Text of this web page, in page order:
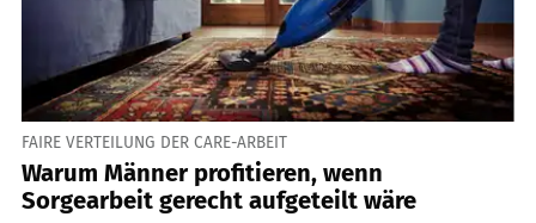
FAIRE VERTEILUNG DER CARE-ARBEIT
Warum Männer profitieren, wenn
Sorgearbeit gerecht aufgeteilt wäre